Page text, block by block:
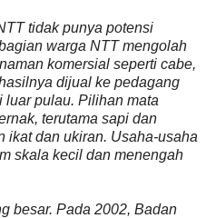
tidak punya potensi
warga NTT mengolah
komersial seperti cabe,
dijual ke pedagang
luar pulau. Pilihan mata
terutama sapi dan
ikat dan ukiran. Usaha-usaha
skala kecil dan menengah
besar. Pada 2002, Badan